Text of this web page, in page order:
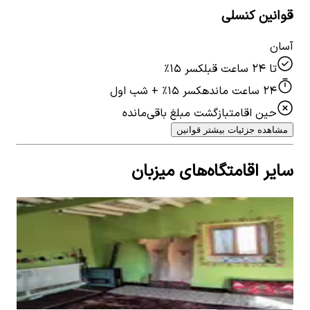
قوانین کنسلی
آسان
تا ۲۴ ساعت قبل
کسر ۱۵٪
۲۴ ساعت مانده
کسر ۱۵٪ + شب اول
حین اقامتبازگشت مبلغ باقی‌مانده
مشاهده جزئیات بیشتر قوانین
سایر اقامتگاه‌های میزبان
اجاره اقامتگاه بومگردی در حصارسرخ مشهد - قیصر
اتاق خواب7 نفر
۵٬۵۹۰٬۰۰۰تومان
View details for اجاره اقامتگاه بومگردی در حصارسرخ
مشهد - قیصر